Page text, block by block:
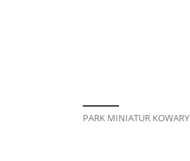
PARK MINIATUR KOWARY